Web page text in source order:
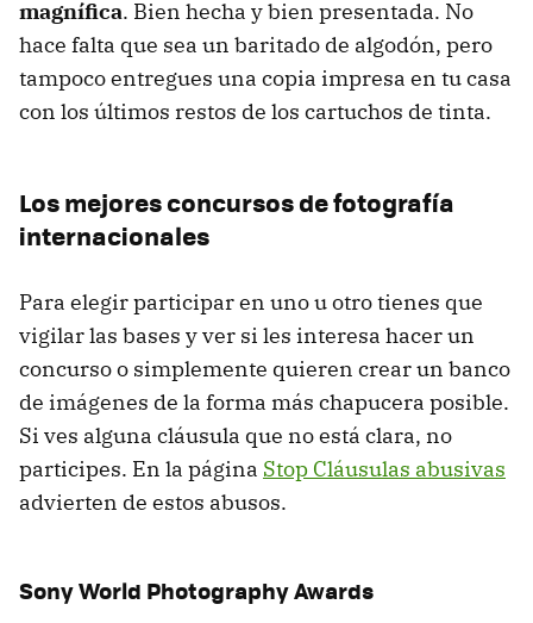
magnífica. Bien hecha y bien presentada. No
hace falta que sea un baritado de algodón, pero
tampoco entregues una copia impresa en tu casa
con los últimos restos de los cartuchos de tinta.
Los mejores concursos de fotografía
internacionales
Para elegir participar en uno u otro tienes que
vigilar las bases y ver si les interesa hacer un
concurso o simplemente quieren crear un banco
de imágenes de la forma más chapucera posible.
Si ves alguna cláusula que no está clara, no
participes. En la página Stop Cláusulas abusivas
advierten de estos abusos.
Sony World Photography Awards